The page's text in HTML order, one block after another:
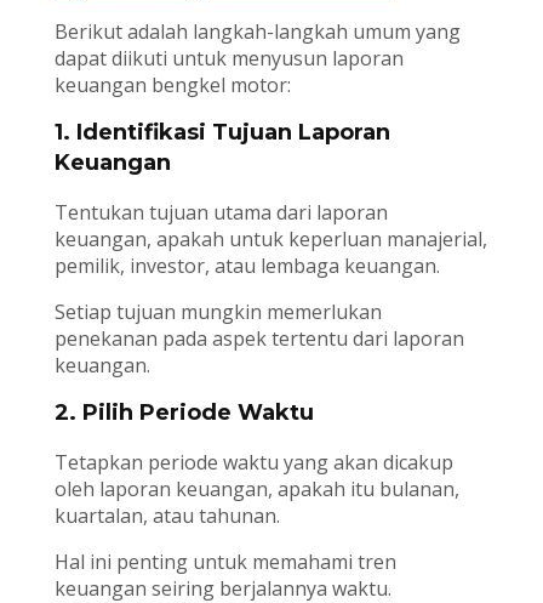
Berikut adalah langkah-langkah umum yang
dapat diikuti untuk menyusun laporan
keuangan bengkel motor:
1. Identifikasi Tujuan Laporan
Keuangan
Tentukan tujuan utama dari laporan
keuangan, apakah untuk keperluan manajerial,
pemilik, investor, atau lembaga keuangan.
Setiap tujuan mungkin memerlukan
penekanan pada aspek tertentu dari laporan
keuangan.
2. Pilih Periode Waktu
Tetapkan periode waktu yang akan dicakup
oleh laporan keuangan, apakah itu bulanan,
kuartalan, atau tahunan.
Hal ini penting untuk memahami tren
keuangan seiring berjalannya waktu.